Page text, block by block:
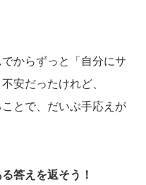
からずっと「自分にサ
安だったけれど、
とで、だいぶ手応えが
答えを返そう！